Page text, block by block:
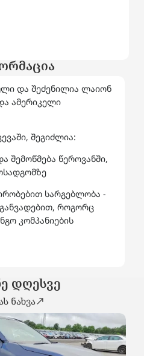
და შეძენილია ლაიონ
ამერიკელი
შეგიძლია:
შემოწმება წეროვანში,
სარგებლობა -
როგორც
კომპანიების
დღესვე
ნახვა